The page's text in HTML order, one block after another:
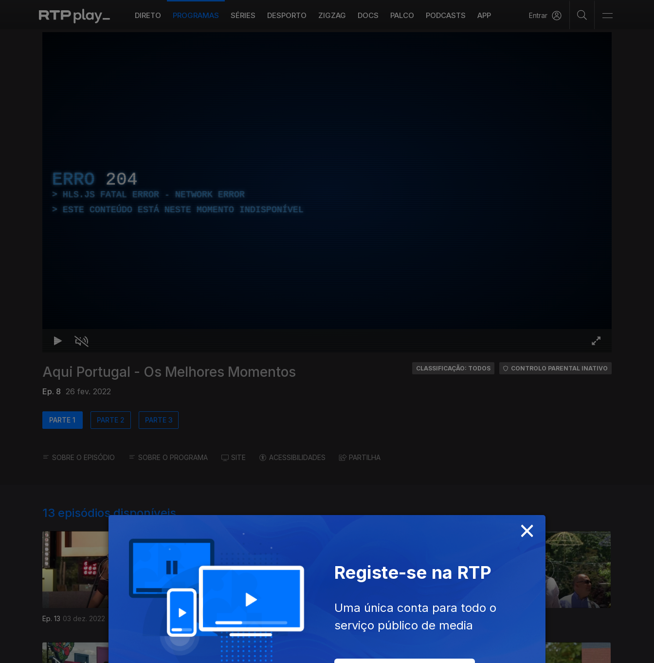
DIRETO PROGRAMAS SÉRIES DESPORTO ZIGZAG DOCS PALCO PODCASTS APP Entrar
ERRO 204
HLS.JS FATAL ERROR - NETWORK ERROR
ESTE CONTEÚDO ESTÁ NESTE MOMENTO INDISPONÍVEL
Aqui Portugal - Os Melhores Momentos
Ep. 8 26 fev. 2022
CLASSIFICAÇÃO: TODOS CONTROLO PARENTAL INATIVO
PARTE 1 PARTE 2 PARTE 3
SOBRE O EPISÓDIO SOBRE O PROGRAMA SITE ACESSIBILIDADES PARTILHA
13 episódios disponíveis
Ep. 13 03 dez. 2022
×
Registe-se na RTP
Uma única conta para todo o
serviço público de media